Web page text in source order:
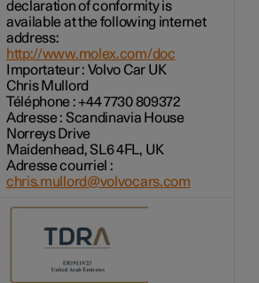
declaration of conformity is
available at the following internet
address:
http://www.molex.com/doc
Importateur : Volvo Car UK
Chris Mullord
Téléphone : +44 7730 809372
Adresse : Scandinavia House
Norreys Drive
Maidenhead, SL6 4FL, UK
Adresse courriel :
chris.mullord@volvocars.com